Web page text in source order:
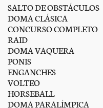
SALTO DE OBSTÁCULOS
DOMA CLÁSICA
CONCURSO COMPLETO
RAID
DOMA VAQUERA
PONIS
ENGANCHES
VOLTEO
HORSEBALL
DOMA PARALÍMPICA